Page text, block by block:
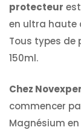
protecteur
en ultra haute
Tous types de
150ml.
Chez
commencer
Magnésium